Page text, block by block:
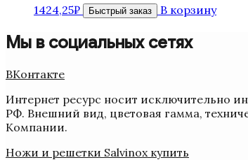
1424,25₽ Быстрый заказ В корзину
Мы в социальных сетях
ВКонтакте
Интернет ресурс носит исключительно
РФ. Внешний вид, цветовая гамма,
Компании.
Ножи и решетки Salvinox купить